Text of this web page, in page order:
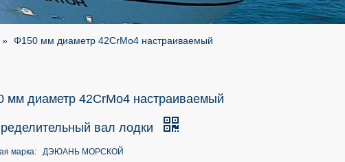
» Φ150 мм диаметр 42CrMo4 настраиваемый
мм диаметр 42CrMo4 настраиваемый
вал лодки
марка:
ДЭЮАНЬ МОРСКОЙ